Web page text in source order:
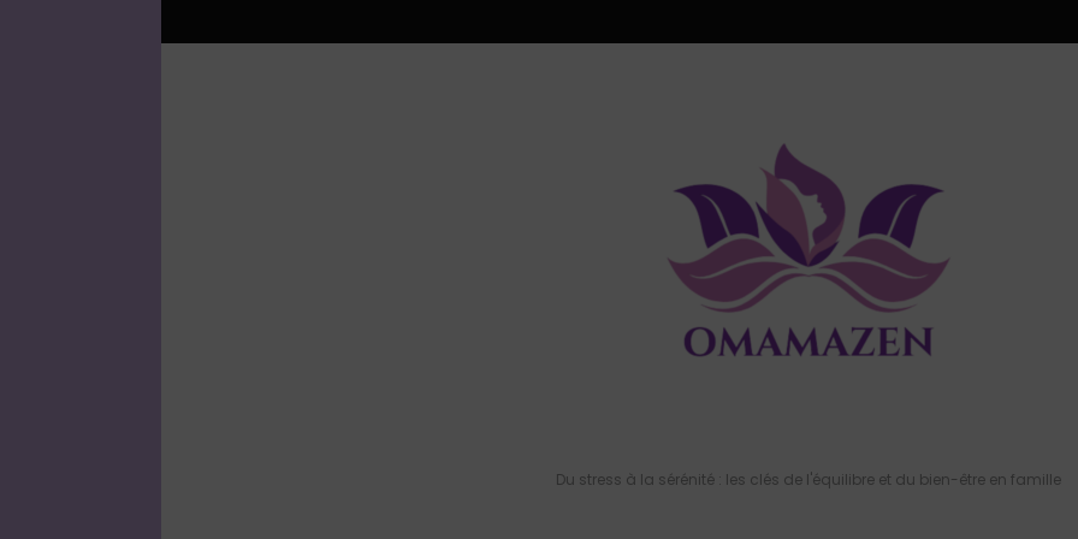
Du stress à la sérénité : les clés de l'équilibre et du bien-être en famille